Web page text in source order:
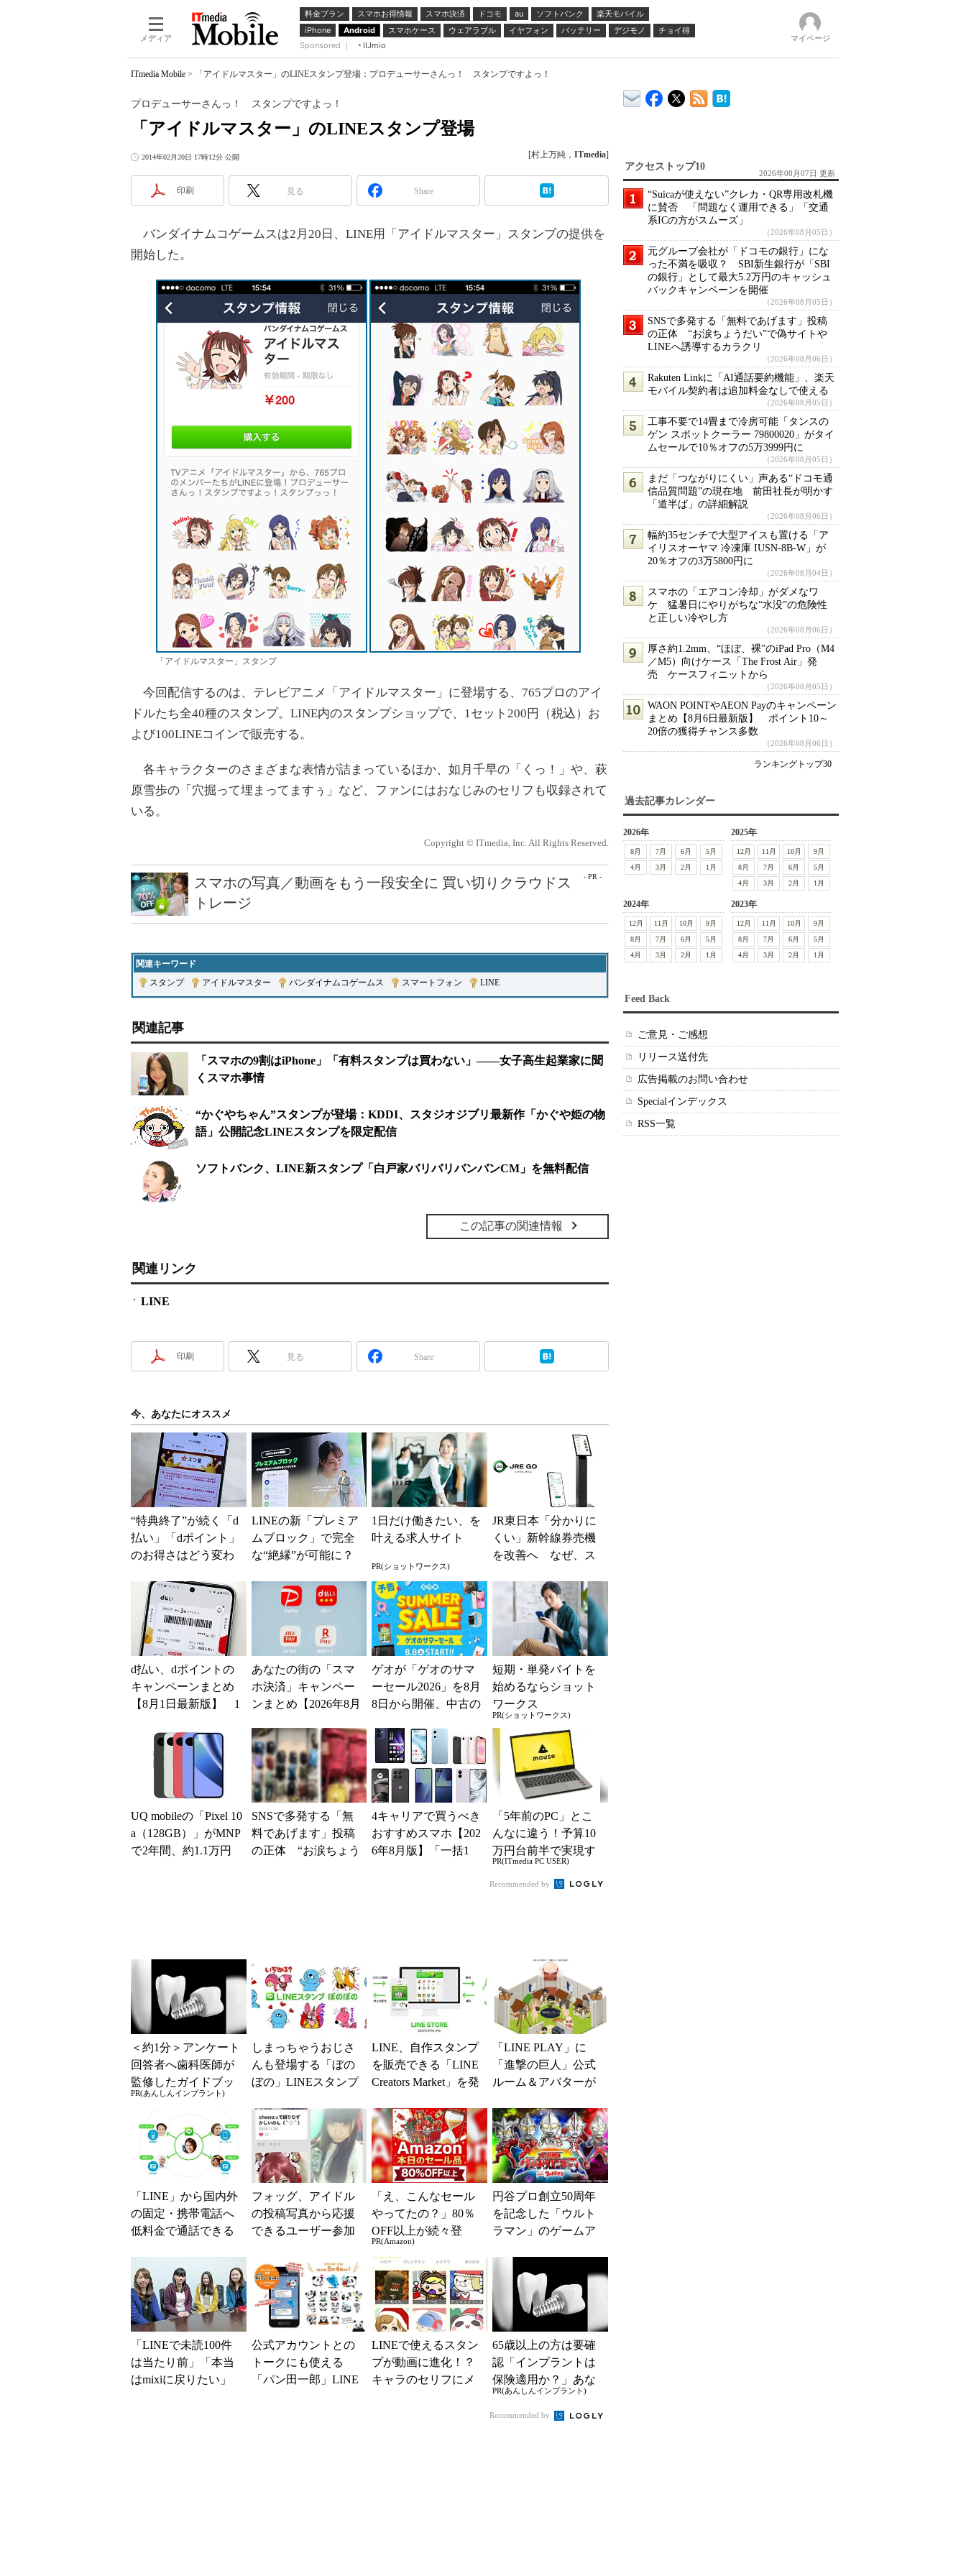
メディア
料金プラン スマホお得情報 スマホ決済 ドコモ au ソフトバンク
楽天モバイル
iPhone
Android スマホケース ウェアラブル イヤフォン バッテリー デジモノ
チョイ得
Sponsored ｜
IIJmio
マイページ
ITmedia Mobile > 「アイドルマスター」のLINEスタンプ登場：プロデューサーさんっ！ スタンプですよっ！
「アイドルマスター」のLINEスタンプ登場
プロデューサーさんっ！ スタンプですよっ！
2014年02月20日 17時12分 公開 [村上万純， ITmedia]
印刷 見る Share
バンダイナムコゲームスは2月20日、LINE用「アイドルマスター」スタンプの提供を
開始した。
「アイドルマスター」スタンプ
今回配信するのは、テレビアニメ「アイドルマスター」に登場する、765プロのアイ
ドルたち全40種のスタンプ。LINE内のスタンプショップで、1セット200円（税込）お
よび100LINEコインで販売する。
各キャラクターのさまざまな表情が詰まっているほか、如月千早の「くっ！」や、萩
原雪歩の「穴掘って埋まってますぅ」など、ファンにはおなじみのセリフも収録されて
いる。
Copyright © ITmedia, Inc. All Rights Reserved.
- PR -
スマホの写真／動画をもう一段安全に 買い切りクラウドス
トレージ
関連キーワード
スタンプ| アイドルマスター バンダイナムコゲームス スマートフォン LINE
関連記事
「スマホの9割はiPhone」「有料スタンプは買わない」――女子高生起業家に聞
くスマホ事情
“かぐやちゃん”スタンプが登場：KDDI、スタジオジブリ最新作「かぐや姫の物
語」公開記念LINEスタンプを限定配信
ソフトバンク、LINE新スタンプ「白戸家バリバリバンバンCM」を無料配信
この記事の関連情報
関連リンク
LINE
印刷 見る Share
今、あなたにオススメ
“特典終了”が続く「d
払い」「dポイント」
のお得さはどう変わ
「dカード」の利用が
得...
LINEの新「プレミア
ムブロック」で完全
な“絶縁”が可能に？
能との決定的な違い
1日だけ働きたい、を
叶える求人サイト
PR(ショットワークス)
JR東日本「分かりに
くい」新幹線券売機
を改善へ なぜ、ス
の最短1分購入」を実
現？
d払い、dポイントの
キャンペーンまとめ
【8月1日最新版】 1
元の施策がめじろ押
あなたの街の「スマ
ホ決済」キャンペー
ンまとめ【2026年8月
い、au PAY...
ゲオが「ゲオのサマ
ーセール2026」を8月
8日から開催、中古の
得に
短期・単発バイトを
始めるならショット
ワークス
PR(ショットワークス)
UQ mobileの「Pixel 10
a（128GB）」がMNP
で2年間、約1.1万円
SNSで多発する「無
料であげます」投稿
の正体 “お涙ちょう
4キャリアで買うべき
おすすめスマホ【202
6年8月版】「一括1
「5年前のPC」とこ
んなに違う！予算10
万円台前半で実現す
る快適PCライフ
PR(ITmedia PC USER)
Recommended by
＜約1分＞アンケート
回答者へ歯科医師が
監修したガイドブッ
クをプレゼント。65
てみて
PR(あんしんインプラント)
しまっちゃうおじさ
んも登場する「ぼの
ぼの」LINEスタンプ
LINE、自作スタンプ
を販売できる「LINE
Creators Market」を発
「LINE PLAY」に
「進撃の巨人」公式
ルーム＆アバターが
「LINE」から国内外
の固定・携帯電話へ
低料金で通話できる
話／LINE Cal...
フォッグ、アイドル
の投稿写真から応援
できるユーザー参加
Z」リリース
「え、こんなセール
やってたの？」80％
OFF以上が続々登
場！Amazonの本気が
凄すぎる
PR(Amazon)
円谷プロ創立50周年
を記念した「ウルト
ラマン」のゲームア
「LINEで未読100件
は当たり前」「本当
はmixiに戻りたい」
公式アカウントとの
トークにも使える
「パン田一郎」LINE
LINEで使えるスタン
プが動画に進化！？
キャラのセリフにメ
65歳以上の方は要確
認「インプラントは
保険適用か？」あな
たに沿った治療法や
費用を解説
PR(あんしんインプラント)
Recommended by
アクセストップ10
2026年08月07日 更新
“Suicaが使えない”クレカ・QR専用改札機
に賛否 「問題なく運用できる」「交通
系ICの方がスムーズ」
（2026年08月05日）
元グループ会社が「ドコモの銀行」にな
った不満を吸収？ SBI新生銀行が「SBI
の銀行」として最大5.2万円のキャッシュ
バックキャンペーンを開催
（2026年08月05日）
SNSで多発する「無料であげます」投稿
の正体 “お涙ちょうだい”で偽サイトや
LINEへ誘導するカラクリ
（2026年08月06日）
Rakuten Linkに「AI通話要約機能」、楽天
モバイル契約者は追加料金なしで使える
（2026年08月05日）
工事不要で14畳まで冷房可能「タンスの
ゲン スポットクーラー 79800020」がタイ
ムセールで10％オフの5万3999円に
（2026年08月05日）
まだ「つながりにくい」声ある“ドコモ通
信品質問題”の現在地 前田社長が明かす
「道半ば」の詳細解説
（2026年08月06日）
幅約35センチで大型アイスも置ける「ア
イリスオーヤマ 冷凍庫 IUSN-8B-W」が
20％オフの3万5800円に
（2026年08月04日）
スマホの「エアコン冷却」がダメなワ
ケ 猛暑日にやりがちな“水没”の危険性
と正しい冷やし方
（2026年08月06日）
厚さ約1.2mm、“ほぼ、裸”のiPad Pro（M4
／M5）向けケース「The Frost Air」発
売 ケースフィニットから
（2026年08月05日）
WAON POINTやAEON Payのキャンペーン
まとめ【8月6日最新版】 ポイント10～
20倍の獲得チャンス多数
（2026年08月06日）
ランキングトップ30
過去記事カレンダー
2026年
8月 7月 6月
5月
4月
3月 2月 1月
2025年
12月 11月 10月
9月
8月
7月 6月
5月
4月
3月 2月 1月
2024年
12月 11月 10月
9月
8月
7月 6月
5月
4月
3月 2月 1月
2023年
12月 11月 10月
9月
8月
7月 6月
5月
4月
3月 2月 1月
Feed Back
ご意見・ご感想
リリース送付先
広告掲載のお問い合わせ
Specialインデックス
RSS一覧